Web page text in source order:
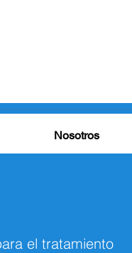
Nosotros
el tratamiento